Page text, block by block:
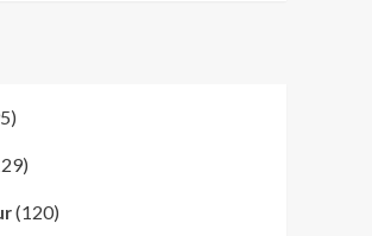
(120)